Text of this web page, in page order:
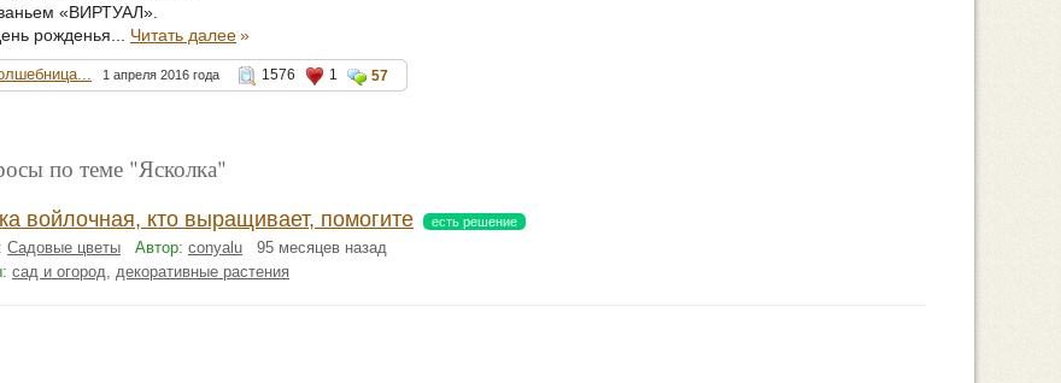
«ВИРТУАЛ».
рожденья... Читать далее»
1 апреля 2016 года 1576 1 57
по теме "Ясколка"
войлочная, кто выращивает, помогите есть решение
Садовые цветы Автор: conyalu 95 месяцев назад
сад и огород декоративные растения